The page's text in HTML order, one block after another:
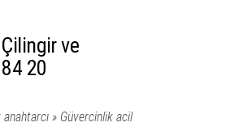
ve
20
» Güvercinlik acil